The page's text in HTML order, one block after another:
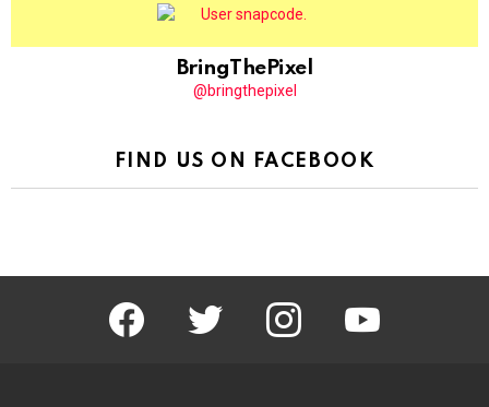
BringThePixel
@bringthepixel
FIND US ON FACEBOOK
facebook twitter instagram youtube